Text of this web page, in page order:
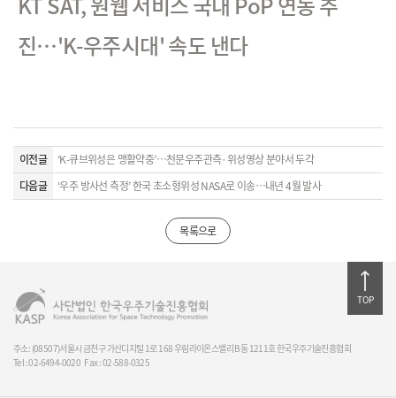
진…'K-우주시대' 속도 낸다
이전글
‘K-큐브위성은 맹활약중’…천문우주관측·위성영상 분야서 두각
다음글
‘우주 방사선 측정’ 한국 초소형위성 NASA로 이송…내년 4월 발사
목록으로
주소: (08507)서울시 금천구 가산디지털 1로 168 우림라이온스밸리 B동 1211호 한국우주기술진흥협회
Tel : 02-6494-0020 Fax : 02-588-0325
TOP